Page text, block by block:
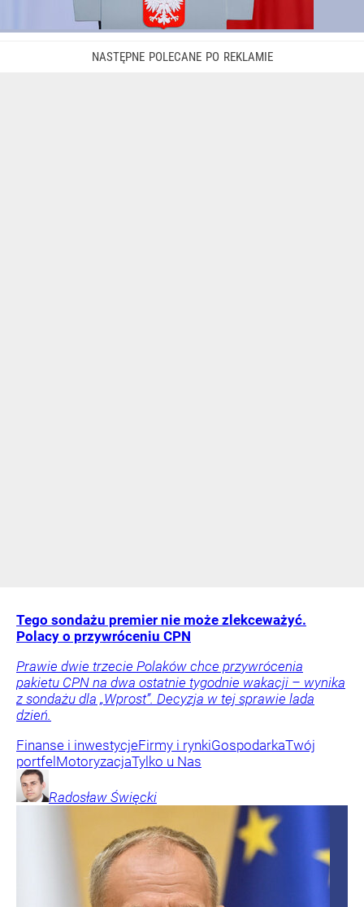
Tego sondażu premier nie może zlekceważyć.
Polacy o przywróceniu CPN
Prawie dwie trzecie Polaków chce przywrócenia
pakietu CPN na dwa ostatnie tygodnie wakacji – wynika
z sondażu dla „Wprost”. Decyzja w tej sprawie lada
dzień.
Finanse i inwestycjeFirmy i rynkiGospodarkaTwój
portfel MotoryzacjaTylko u Nas
Radosław Święcki